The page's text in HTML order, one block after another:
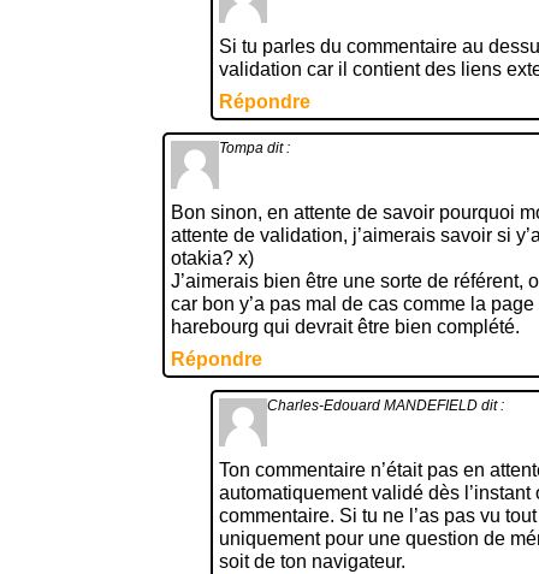
Si tu parles du commentaire au
validation car il contient des liens
Répondre
Tompa dit :
Bon sinon, en attente de savoir pourquoi
attente de validation, j’aimerais savoir si
otakia? x)
J’aimerais bien être une sorte de référent,
car bon y’a pas mal de cas comme la
harebourg qui devrait être bien complété.
Répondre
Charles-Edouard MANDEFIELD dit :
Ton commentaire n’était pas en
automatiquement validé dès l’instant
commentaire. Si tu ne l’as pas vu tout
uniquement pour une question de
soit de ton navigateur.